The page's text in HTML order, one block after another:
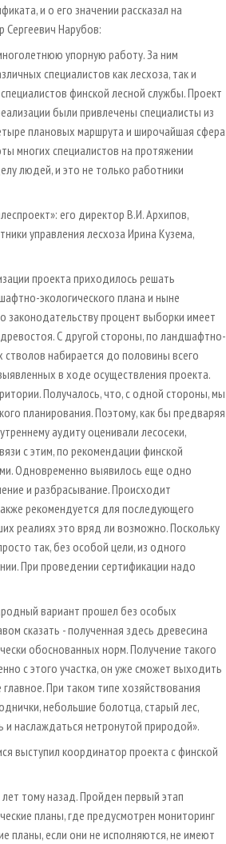
и о его значении рассказал на
Нарубов:
упорную работу. За ним
специалистов как лесхоза, так и
финской лесной службы. Проект
были привлечены специалисты из
плановых маршрута и широчайшая сфера
многих специалистов на протяжении
людей, и это не только работники
его директор В.И. Архипов,
управления лесхоза Ирина Кузема,
проекта приходилось решать
экологического плана и ныне
процент выборки имеет
С другой стороны, по ландшафтно-
стволов набирается до половины всего
в ходе осуществления проекта.
Получалось, что, с одной стороны, мы
планирования. Поэтому, как бы предваряя
аудиту оценивали лесосеки,
с этим, по рекомендации финской
Одновременно выявилось еще одно
и разбрасывание. Происходит
рекомендуется для последующего
реалиях это вряд ли возможно. Поскольку
так, без особой цели, из одного
При проведении сертификации надо
вариант прошел без особых
сказать - полученная здесь древесина
обоснованных норм. Получение такого
с этого участка, он уже сможет выходить
При таком типе хозяйствования
небольшие болотца, старый лес,
наслаждаться нетронутой природой».
выступил координатор проекта с финской
тому назад. Пройден первый этап
планы, где предусмотрен мониторинг
планы, если они не исполняются, не имеют